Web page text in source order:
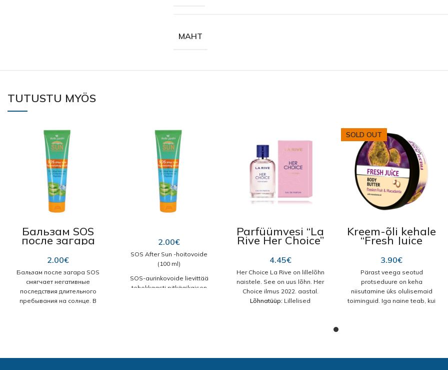
MAHT
TUTUSTU MYÖS
Бальзам SOS
после загара
2.00€
Бальзам после загара SOS
смягчает негативные
последствия длительного
пребывания на солнце. В
кожу, успокаивает
2.00€
SOS After Sun -hoitovoide
(100 ml)
SOS-aurinkovoide lievittää
tehokkaasti pitkäaikaisen
Tuotetiedot
Parfüümvesi “La
Rive Her Choice”
4.45€
Her Choice La Rive on lillelõhn
naistele. See on uus lõhn. Her
Choice ilmus 2022. aastal.
Lõhnatüüp: Lillelised
SOLD OUT
Kreem-õli kehale
“Fresh Juice
Passionvili ja
makadaamia”
225ml
3.90€
Pärast veega seotud
protseduure on keha
niisutamine üks olulisemaid
toiminguid. Iga naine teab, kui
Ilma aega raiskamata tasub